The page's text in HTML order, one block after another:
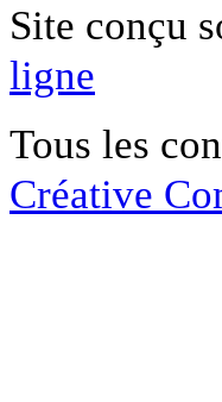
Site conçu
ligne
Tous les
Créative